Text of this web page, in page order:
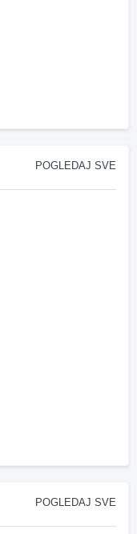
POGLEDAJ SVE
POGLEDAJ SVE